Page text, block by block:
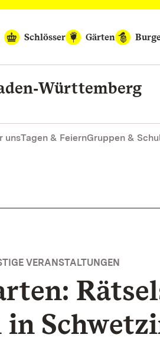
Schlösser
Gärten
unsTagen & FeiernGruppen &
VERANSTALTUNGEN